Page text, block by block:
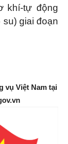
khí-tự động
giai đoạn
vụ Việt Nam tại